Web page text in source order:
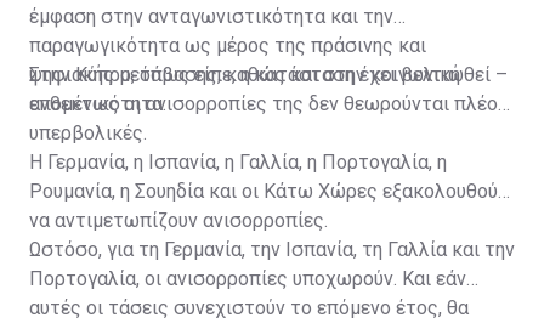
έμφαση στην ανταγωνιστικότητα και την
παραγωγικότητα ως μέρος της πράσινης και
ψηφιακής μετάβασης, καθώς και στην κοινωνική
ανθεκτικότητα.
Στην Κύπρο, όπως είπε, η κατάσταση έχει βελτιωθεί –
επομένως οι ανισορροπίες της δεν θεωρούνται πλέον
υπερβολικές.
Η Γερμανία, η Ισπανία, η Γαλλία, η Πορτογαλία, η
Ρουμανία, η Σουηδία και οι Κάτω Χώρες εξακολουθούν
να αντιμετωπίζουν ανισορροπίες.
Ωστόσο, για τη Γερμανία, την Ισπανία, τη Γαλλία και την
Πορτογαλία, οι ανισορροπίες υποχωρούν. Και εάν
αυτές οι τάσεις συνεχιστούν το επόμενο έτος, θα